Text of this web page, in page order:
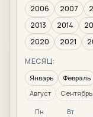
2006
2007
2013
2014
2020
2021
МЕСЯЦ:
Январь Февраль
Август
Сентябрь
Пн Вт